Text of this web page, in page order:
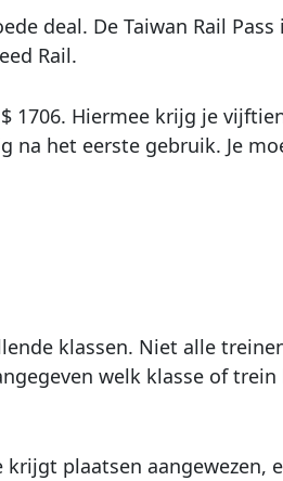
deal. De Taiwan Rail
Rail.
1706. Hiermee krijg je
het eerste gebruik. Je
klassen. Niet alle
welk klasse of
plaatsen aangewezen,